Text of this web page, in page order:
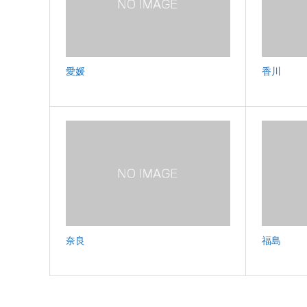
愛媛 香川
奈良 福島